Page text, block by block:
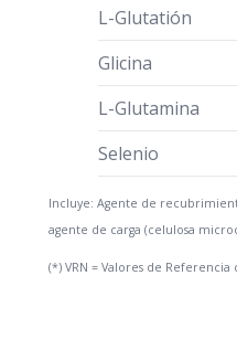
L-Glutatión
Glicina
L-Glutamina
Selenio
Incluye: Agente de
agente de carga (celulosa
(*) VRN = Valores de